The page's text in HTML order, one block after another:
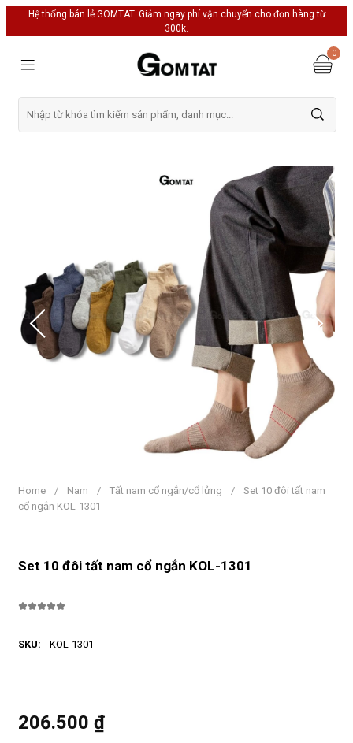
Hệ thống bán lẻ GOMTAT. Giảm ngay phí vận chuyển cho đơn hàng từ
300k.
0
Home / Nam / Tất nam cổ ngắn/cổ lửng /
Set 10 đôi tất nam
cổ ngắn KOL-1301
Set 10 đôi tất nam cổ ngắn KOL-1301
SKU: KOL-1301
206.500 ₫